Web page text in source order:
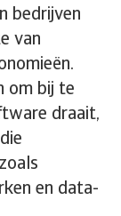
bedrijven
van
om bij te
draait,
en data-